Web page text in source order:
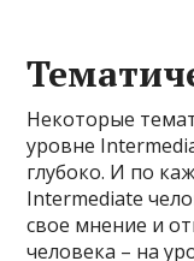
Некоторые
уровне
глубоко. И по
Intermediate
свое мнение и
человека – на